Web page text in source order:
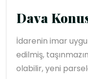
Dava
İdarenin imar
edilmiş,
olabilir, yeni